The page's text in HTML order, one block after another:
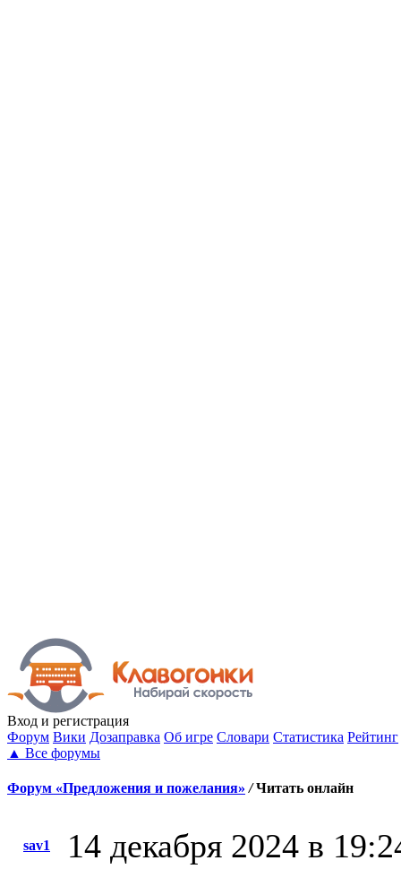
Вход и регистрация
Форум Вики Дозаправка Об игре Словари Статистика Рейтинг
▲ Все форумы
Форум «Предложения и пожелания» / Читать онлайн
sav1 14 декабря 2024 в